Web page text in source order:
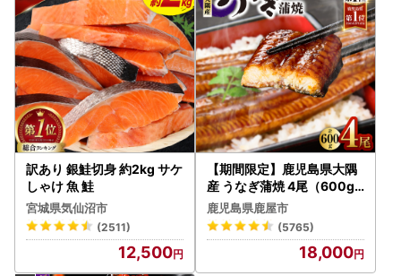
訳あり 銀鮭切身 約2kg サケ
しゃけ 魚 鮭
宮城県気仙沼市
(2511)
12,500
【期間限定】鹿児島県大隅
産 うなぎ蒲焼 4尾（600g
） KN007-004-04-cp18
うなぎ 鰻 魚 惣菜 総菜
鹿児島県鹿屋市
(5765)
18,000